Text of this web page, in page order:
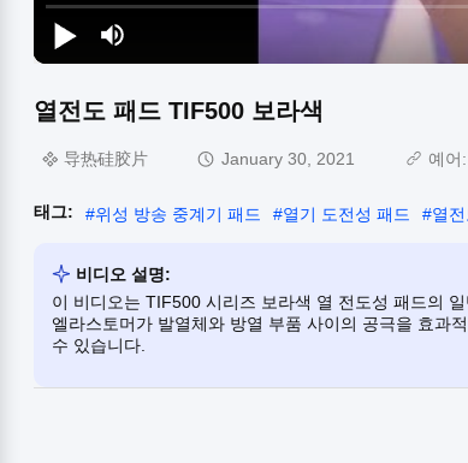
열전도 패드 TIF500 보라색
导热硅胶片 January 30, 2021 예어:
태그: #위성 방송 중계기 패드 #열기 도전성 패드 #열
비디오 설명:
이 비디오는 TIF500 시리즈 보라색 열 전도성 패드의
엘라스토머가 발열체와 방열 부품 사이의 공극을 효과
수 있습니다.